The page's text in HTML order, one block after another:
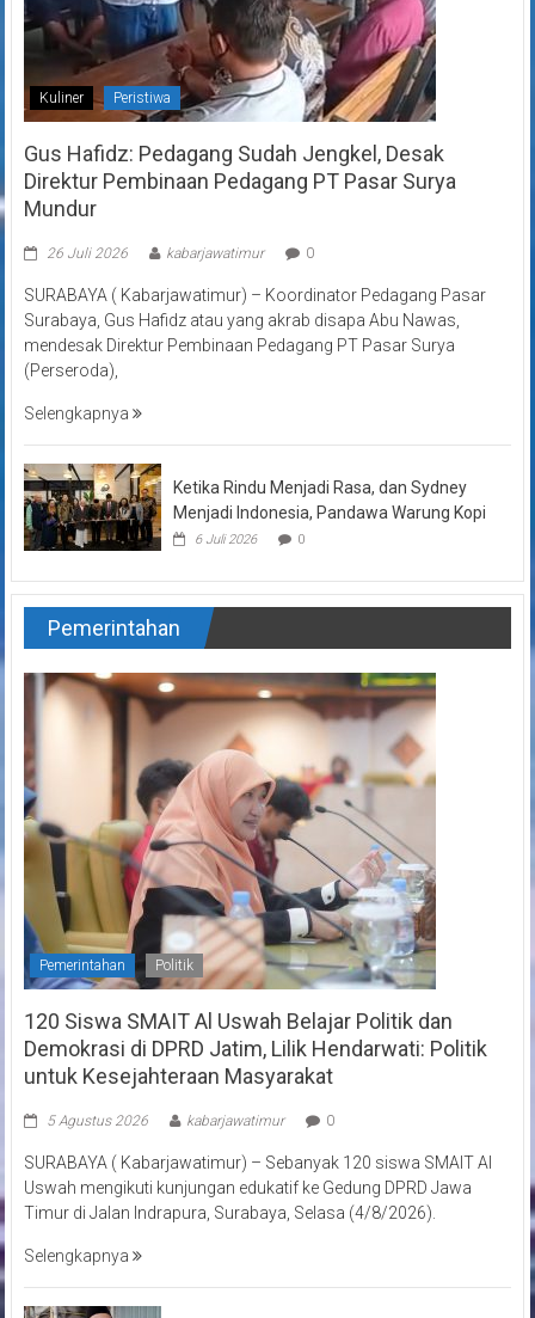
Kuliner Peristiwa
Gus Hafidz: Pedagang Sudah Jengkel, Desak
Direktur Pembinaan Pedagang PT Pasar Surya
Mundur
26 Juli 2026 kabarjawatimur 0
SURABAYA ( Kabarjawatimur) – Koordinator Pedagang Pasar
Surabaya, Gus Hafidz atau yang akrab disapa Abu Nawas,
mendesak Direktur Pembinaan Pedagang PT Pasar Surya
(Perseroda),
Selengkapnya
Ketika Rindu Menjadi Rasa, dan Sydney
Menjadi Indonesia, Pandawa Warung Kopi
6 Juli 2026 0
Pemerintahan
Pemerintahan Politik
120 Siswa SMAIT Al Uswah Belajar Politik dan
Demokrasi di DPRD Jatim, Lilik Hendarwati: Politik
untuk Kesejahteraan Masyarakat
5 Agustus 2026 kabarjawatimur 0
SURABAYA ( Kabarjawatimur) – Sebanyak 120 siswa SMAIT Al
Uswah mengikuti kunjungan edukatif ke Gedung DPRD Jawa
Timur di Jalan Indrapura, Surabaya, Selasa (4/8/2026).
Selengkapnya